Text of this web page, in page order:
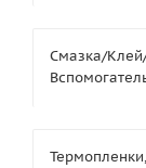
Смазка/